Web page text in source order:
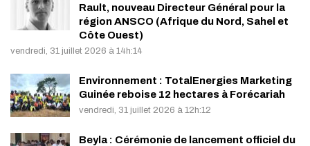
Rault, nouveau Directeur Général pour la
région ANSCO (Afrique du Nord, Sahel et
Côte Ouest)
vendredi, 31 juillet 2026 à 14h:14
Environnement : TotalEnergies Marketing
Guinée reboise 12 hectares à Forécariah
vendredi, 31 juillet 2026 à 12h:12
Beyla : Cérémonie de lancement officiel du